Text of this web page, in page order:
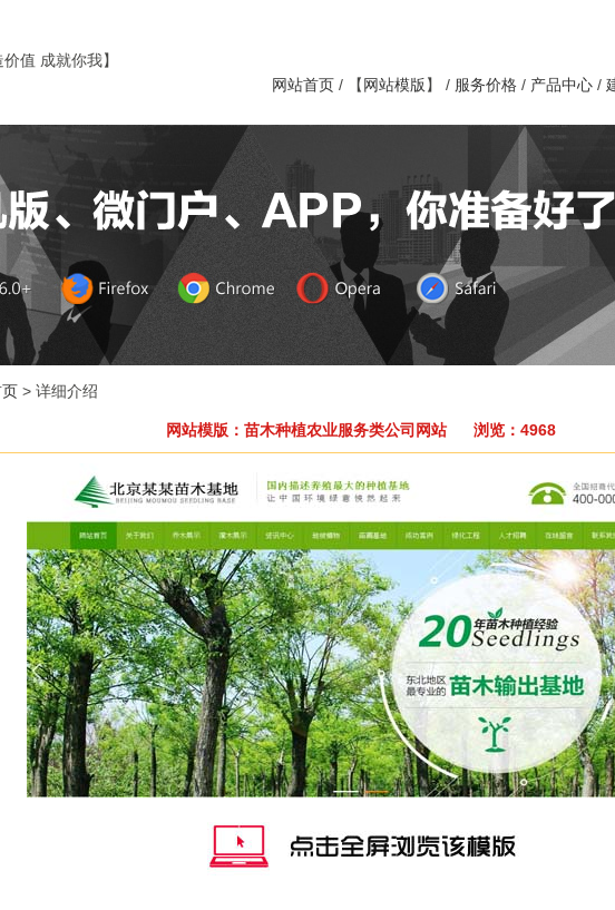
值 成就你我】
网站首页 / 【网站模版】 / 服务价格 / 产品中心 /
> 详细介绍
网站模版：苗木种植农业服务类公司网站 浏览：4968